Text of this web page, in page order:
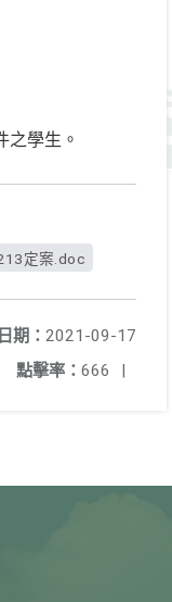
之學生。
定案.doc
期： 2021-09-17
點擊率： 666 |